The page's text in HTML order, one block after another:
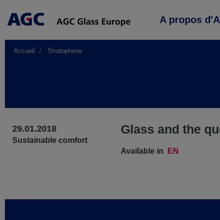
Main
A propos
Accueil Stratophone
29.01.2018
Sustainable comfort
Glass and the
Available in EN